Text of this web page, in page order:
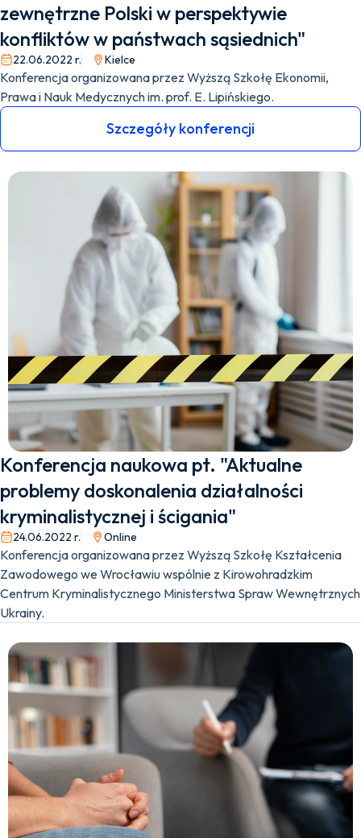
zewnętrzne Polski w perspektywie
konfliktów w państwach sąsiednich"
22.06.2022 r. Kielce
Konferencja organizowana przez Wyższą Szkołę Ekonomii,
Prawa i Nauk Medycznych im. prof. E. Lipińskiego.
Szczegóły konferencji
Konferencja naukowa pt. "Aktualne
problemy doskonalenia działalności
kryminalistycznej i ścigania"
24.06.2022 r. Online
Konferencja organizowana przez Wyższą Szkołę Kształcenia
Zawodowego we Wrocławiu wspólnie z Kirowohradzkim
Centrum Kryminalistycznego Ministerstwa Spraw Wewnętrznych
Ukrainy.